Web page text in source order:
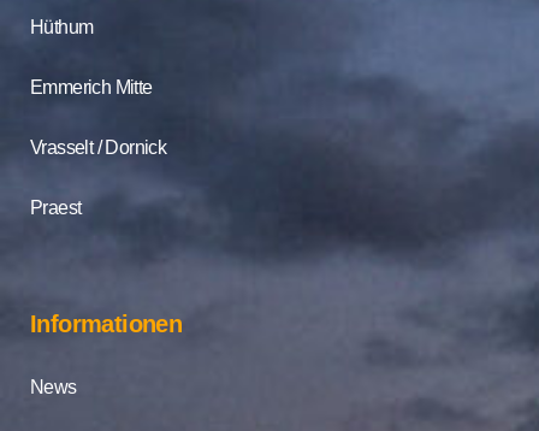
Hüthum
Emmerich Mitte
Vrasselt / Dornick
Praest
Informationen
News